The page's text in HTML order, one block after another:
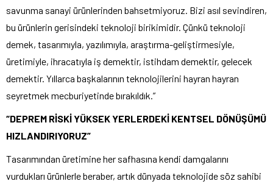
savunma sanayi ürünlerinden bahsetmiyoruz. Bizi asıl sevindiren,
bu ürünlerin gerisindeki teknoloji birikimidir. Çünkü teknoloji
demek, tasarımıyla, yazılımıyla, araştırma-geliştirmesiyle,
üretimiyle, ihracatıyla iş demektir, istihdam demektir, gelecek
demektir. Yıllarca başkalarının teknolojilerini hayran hayran
seyretmek mecburiyetinde bırakıldık.”
“DEPREM RİSKİ YÜKSEK YERLERDEKİ KENTSEL DÖNÜŞÜMÜ
HIZLANDIRIYORUZ”
Tasarımından üretimine her safhasına kendi damgalarını
vurdukları ürünlerle beraber, artık dünyada teknolojide söz sahibi